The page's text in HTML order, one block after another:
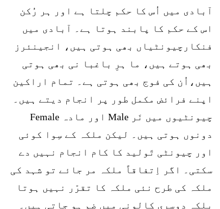
آبادی میں اُس کا حکم چلتا ہے اور ہر رُکن
اس کے حکم کا پابند ہوتا ہے۔ آبادی میں
فنکارچیونٹیاں بھی ہوتی ہیں، انجینئرز
بھی ہوتے ہیں، ما ہرِ باغبا نی بھی ہوتی
ہیں،اُن کی فوج بھی ہوتی ہے۔ تمام اراکین
اپنے فرائض مکمل طور پر انجام دیتے ہیں۔
چیونٹیوں میں نَر Male اور مادہ Female
دونوں ہوتی ہیں۔ لیکن ملکہ کے سِوا کوئی
اور چیونٹی تَولید کا کام انجام نہیں دے
سکتی۔ اگر اِتفاقاً ملکہ مر جائے تو شہد کی
ملکہ کی طرح نئی ملکہ کا تقرّر نہیں ہوتا
بلکہ دوسری کالونی میں ضم ہو جاتی ہیں۔